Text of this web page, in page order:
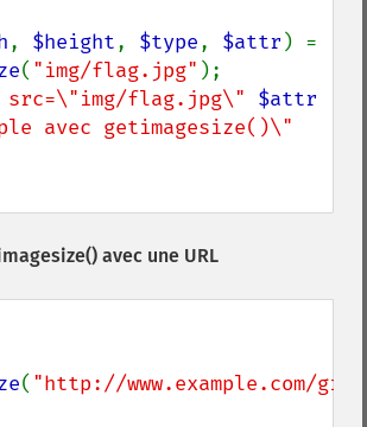
, $height, $type, $attr
( "img/flag.jpg" );
src=\"img/flag.jpg\" $attr
avec getimagesize()\"
avec une URL
( "http://www.example.com/